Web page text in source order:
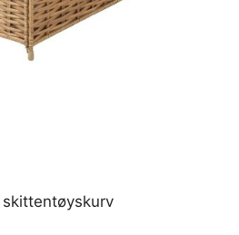
skittentøyskurv